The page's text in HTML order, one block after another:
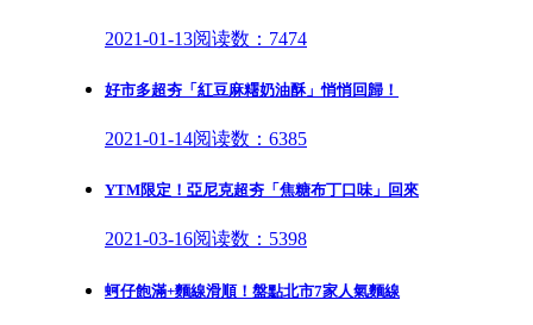
2021-01-13阅读数：7474
好市多超夯「紅豆麻糬奶油酥」悄悄回歸！
2021-01-14阅读数：6385
YTM限定！亞尼克超夯「焦糖布丁口味」回來
2021-03-16阅读数：5398
蚵仔飽滿+麵線滑順！盤點北市7家人氣麵線